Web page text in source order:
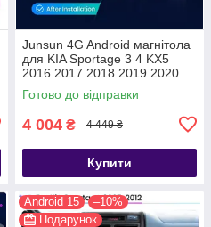
Junsun 4G Android магнітола
для KIA Sportage 3 4 KX5
2016 2017 2018 2019 2020
2021 wifi
Готово до відправки
4 004 ₴ 4 449 ₴
Купити
Android 15
–10%
Подарунок